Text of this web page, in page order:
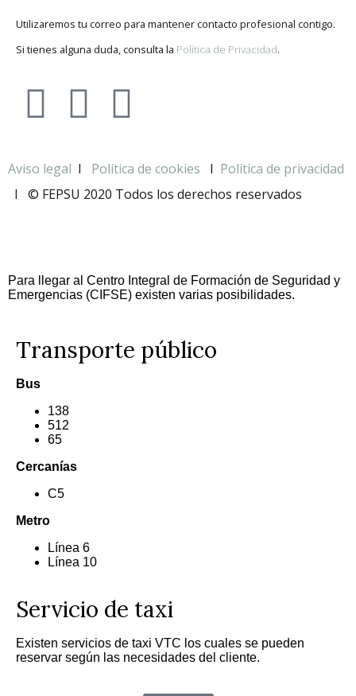
Utilizaremos tu correo para mantener contacto profesional contigo.
Si tienes alguna duda, consulta la Política de Privacidad.
Aviso legal I Política de cookies I Política de privacidad
I © FEPSU 2020 Todos los derechos reservados
Para llegar al Centro Integral de Formación de Seguridad y
Emergencias (CIFSE) existen varias posibilidades.
Transporte público
Bus
138
512
65
Cercanías
C5
Metro
Línea 6
Línea 10
Servicio de taxi
Existen servicios de taxi VTC los cuales se pueden
reservar según las necesidades del cliente.